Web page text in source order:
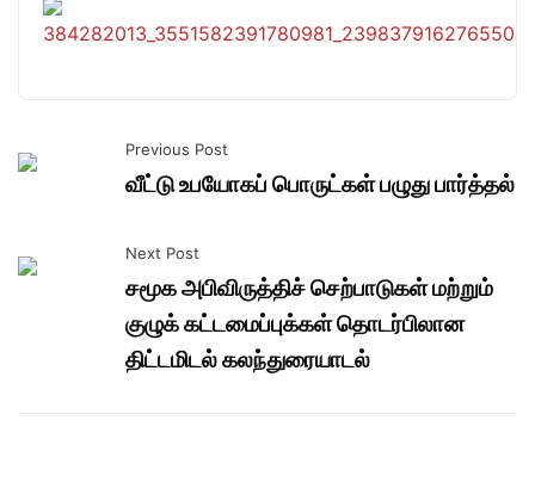
Previous Post
வீட்டு உபயோகப் பொருட்கள் பழுது பார்த்தல்
Next Post
சமூக அபிவிருத்திச் செற்பாடுகள் மற்றும்
குழுக் கட்டமைப்புக்கள் தொடர்பிலான
திட்டமிடல் கலந்துரையாடல்